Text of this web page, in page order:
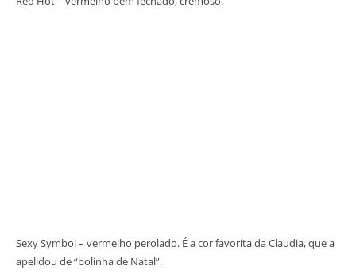
Sexy Symbol – vermelho perolado. É a cor favorita da Claudia, que a
apelidou de “bolinha de Natal”.